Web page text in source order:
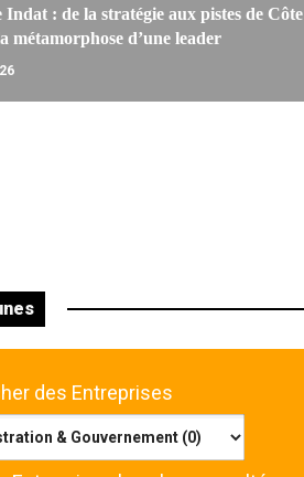
Indat : de la stratégie aux pistes de Côte
métamorphose d’une leader
des Entreprises